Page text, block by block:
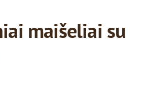
maišeliai su